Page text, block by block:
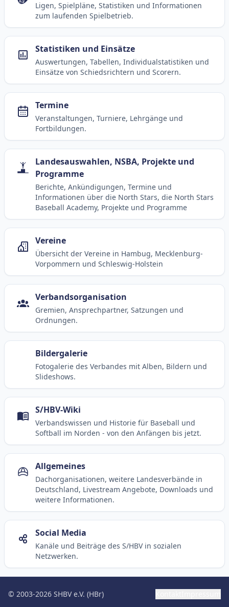
Ligen, Spielpläne, Statistiken und Informationen
zum laufenden Spielbetrieb.
Statistiken und Einsätze
Auswertungen, Tabellen, Individualstatistiken und
Einsätze von Schiedsrichtern und Scorern.
Termine
Veranstaltungen, Turniere, Lehrgänge und
Fortbildungen.
Landesauswahlen, NSBA, Projekte und
Programme
Berichte, Ankündigungen, Termine und
Informationen über die North Stars, die North Stars
Baseball Academy, Projekte und Programme
Vereine
Übersicht der Vereine in Hambug, Mecklenburg-
Vorpommern und Schleswig-Holstein
Verbandsorganisation
Gremien, Ansprechpartner, Satzungen und
Ordnungen.
Bildergalerie
Fotogalerie des Verbandes mit Alben, Bildern und
Slideshows.
S/HBV-Wiki
Verbandswissen und Historie für Baseball und
Softball im Norden - von den Anfängen bis jetzt.
Allgemeines
Dachorganisationen, weitere Landesverbände in
Deutschland, Livestream Angebote, Downloads und
weitere Informationen.
Social Media
Kanäle und Beiträge des S/HBV in sozialen
Netzwerken.
© 2003-2026 SHBV e.V. (HBr)